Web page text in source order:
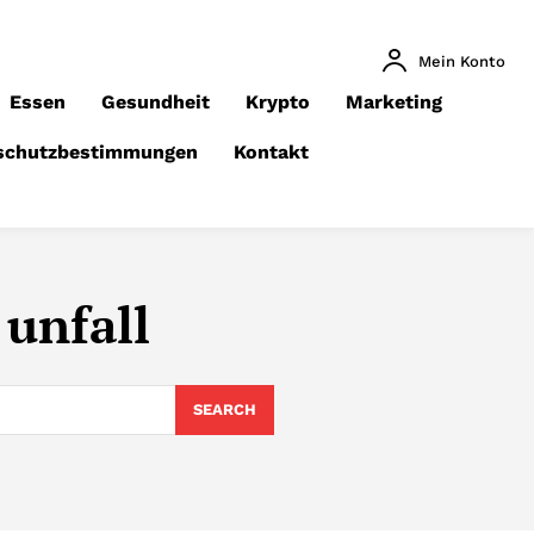
Mein Konto
Essen Gesundheit Krypto Marketing
Kontakt
unfall
SEARCH